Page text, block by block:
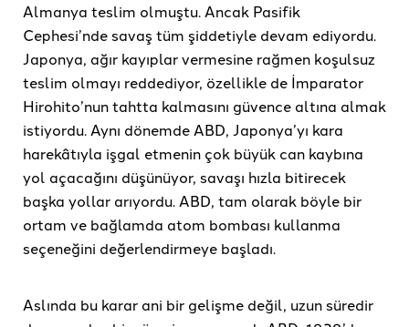
Almanya teslim olmuştu. Ancak Pasifik
Cephesi’nde savaş tüm şiddetiyle devam ediyordu.
Japonya, ağır kayıplar vermesine rağmen koşulsuz
teslim olmayı reddediyor, özellikle de İmparator
Hirohito’nun tahtta kalmasını güvence altına almak
istiyordu. Aynı dönemde ABD, Japonya’yı kara
harekâtıyla işgal etmenin çok büyük can kaybına
yol açacağını düşünüyor, savaşı hızla bitirecek
başka yollar arıyordu. ABD, tam olarak böyle bir
ortam ve bağlamda atom bombası kullanma
seçeneğini değerlendirmeye başladı.
Aslında bu karar ani bir gelişme değil, uzun süredir